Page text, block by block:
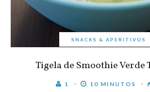
SNACKS & APERITIVOS
Tigela de Smoothie Verde
1 10 MINUTOS